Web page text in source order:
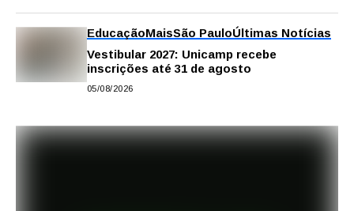
EducaçãoMaisSão PauloÚltimas Notícias
Vestibular 2027: Unicamp recebe
inscrições até 31 de agosto
05/08/2026